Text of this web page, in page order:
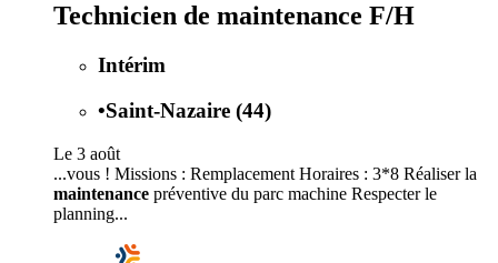
Technicien de maintenance F/H
Intérim
•Saint-Nazaire (44)
Le 3 août
...vous ! Missions : Remplacement Horaires : 3*8 Réaliser la
maintenance préventive du parc machine Respecter le
planning...